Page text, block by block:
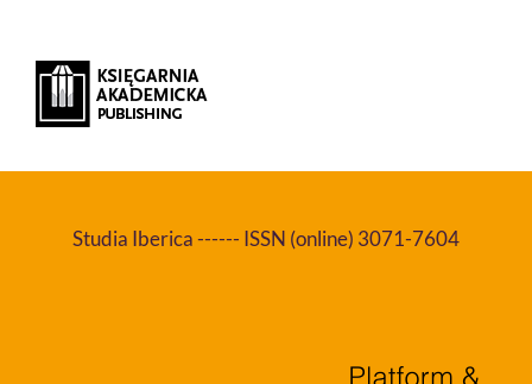
Studia Iberica ------ ISSN (online) 3071-7604